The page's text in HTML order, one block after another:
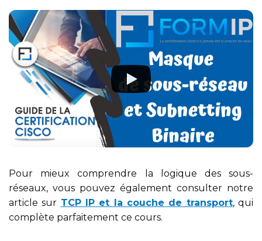
Pour mieux comprendre la logique des sous-
réseaux, vous pouvez également consulter notre
article sur TCP IP et la couche de transport, qui
complète parfaitement ce cours.